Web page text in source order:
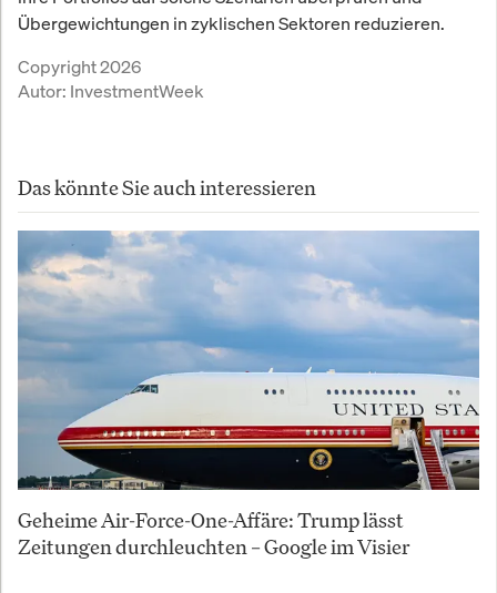
Übergewichtungen in zyklischen Sektoren reduzieren.
Copyright 2026
Autor: InvestmentWeek
Das könnte Sie auch interessieren
Geheime Air-Force-One-Affäre: Trump lässt
Zeitungen durchleuchten – Google im Visier